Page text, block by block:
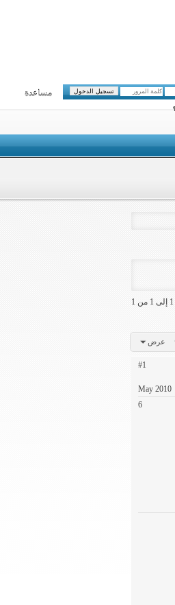
مساعدة
عرض
#1
May 2010
6